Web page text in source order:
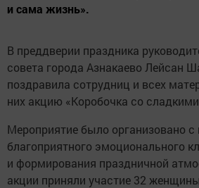
и сама жизнь».
В преддверии праздника
совета города Азнакаево Лейсан
поздравила сотрудниц и всех
них акцию «Коробочка со
Мероприятие было организовано
благоприятного эмоционального
и формирования праздничной
акции приняли участие 32